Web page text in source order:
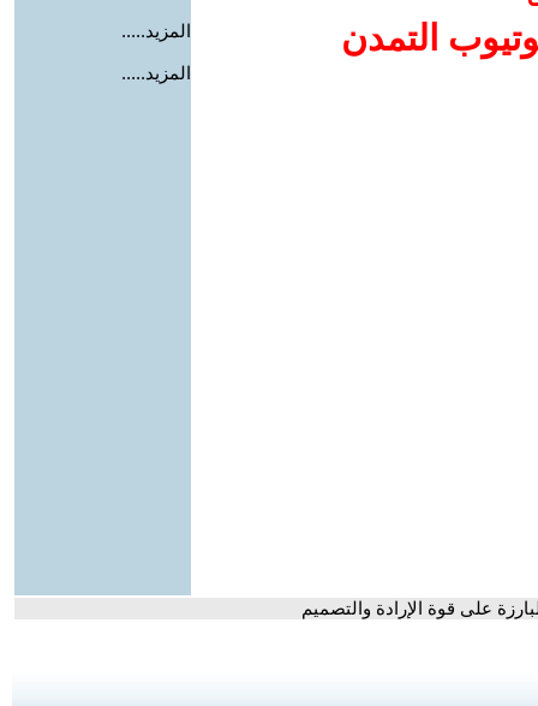
التمدن
المزيد.....
المزيد.....
على قوة الإرادة والتصميم